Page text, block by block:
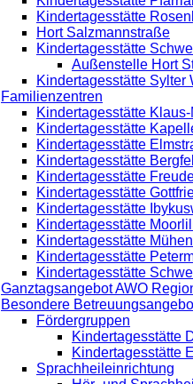
Kindertagesstätte
Hort Salzmannstraße
Kindertagesstätte
Außenstelle Hort
Kindertagesstätte Sylter
Familienzentren
Kindertagesstätte
Kindertagesstätte
Kindertagesstätte
Kindertagesstätte
Kindertagesstätte
Kindertagesstätte
Kindertagesstätte
Kindertagesstätte
Kindertagesstätte
Kindertagesstätte
Kindertagesstätte
Ganztagsangebot AWO
Besondere
Fördergruppen
Kindertagesstätte
Kindertagesstätte
Sprachheileinrichtung